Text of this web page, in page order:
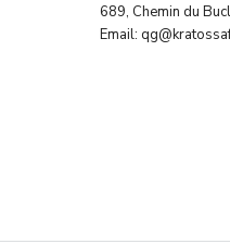
689, Chemin du
Email: